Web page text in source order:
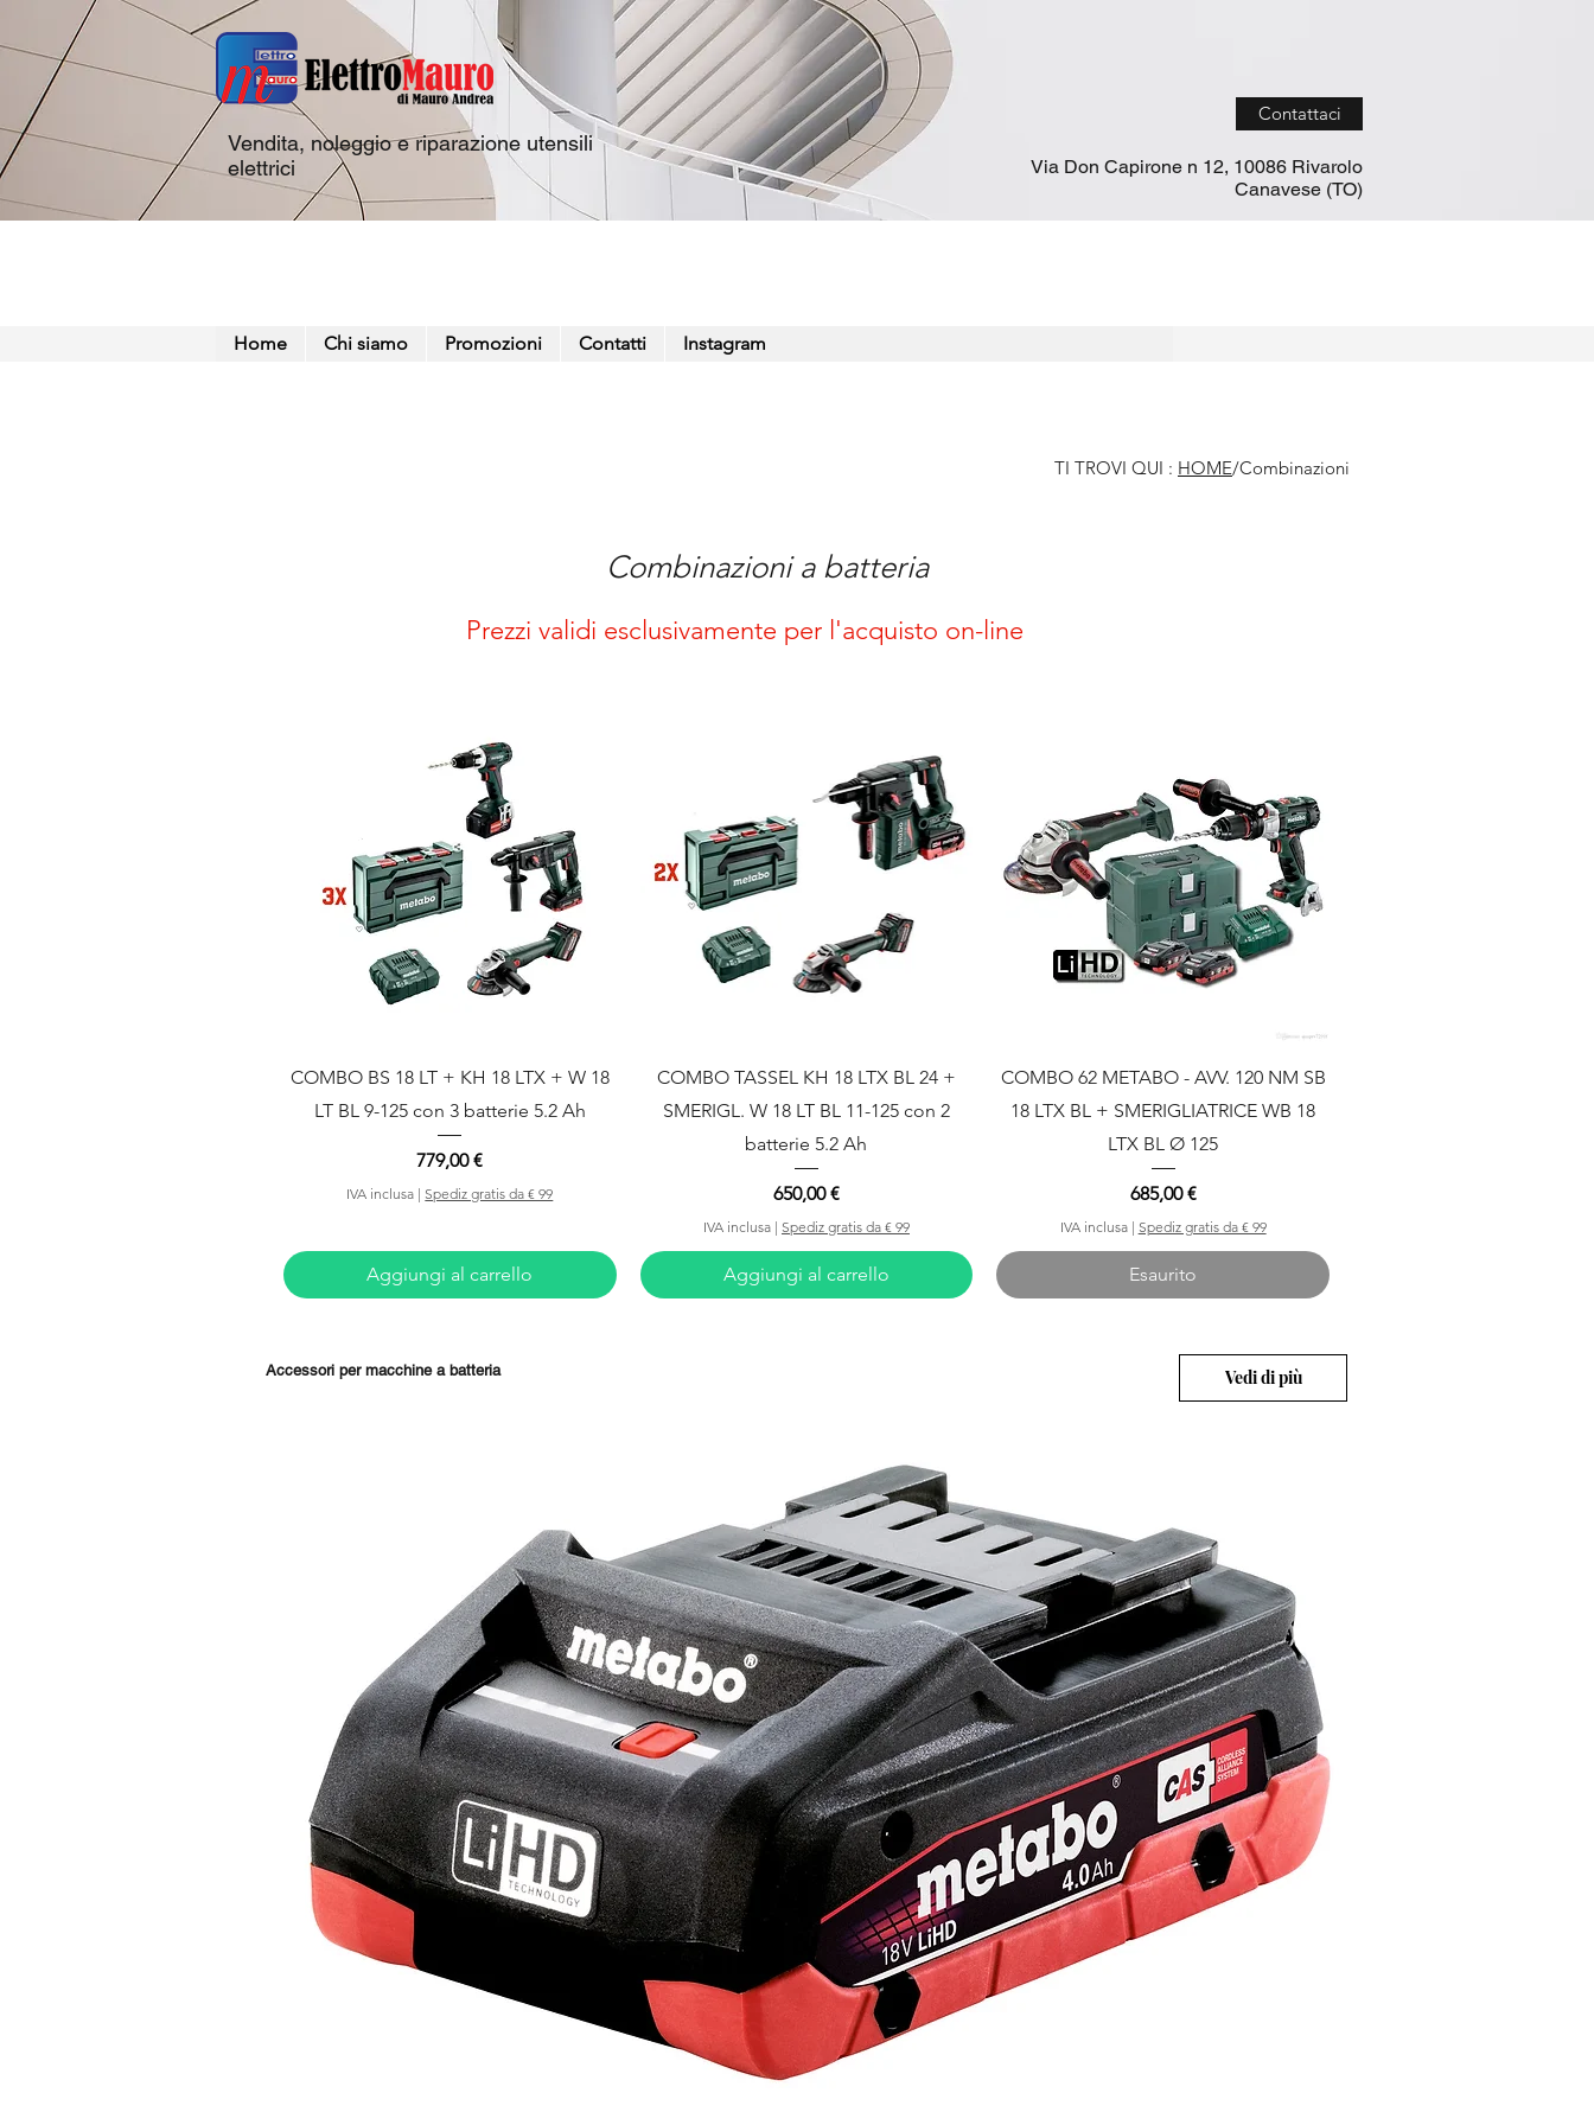
Vendita, noleggio e riparazione utensili
elettrici
Contattaci
Via Don Capirone n 12, 10086 Rivarolo
Canavese (TO)
Home Chi siamo Promozioni Contatti Instagram
TI TROVI QUI : HOME/Combinazioni
Combinazioni a batteria
Prezzi validi esclusivamente per l'acquisto on-line
Vista rapida
COMBO BS 18 LT + KH 18 LTX + W 18
LT BL 9-125 con 3 batterie 5.2 Ah
Prezzo
779,00 €
IVA inclusa | Spediz gratis da € 99
Aggiungi al carrello
Vista rapida
COMBO TASSEL KH 18 LTX BL 24 +
SMERIGL. W 18 LT BL 11-125 con 2
batterie 5.2 Ah
Prezzo
650,00 €
IVA inclusa| Spediz gratis da € 99
Aggiungi al carrello
Vista rapida
COMBO 62 METABO - AVV. 120 NM SB
18 LTX BL + SMERIGLIATRICE WB 18
LTX BL Ø 125
Prezzo
685,00 €
IVA inclusa| Spediz gratis da € 99
Esaurito
Accessori per macchine a batteria Vedi di più